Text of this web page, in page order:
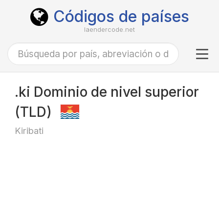
Códigos de países
laendercode.net
.ki Dominio de nivel superior
(TLD)
Kiribati